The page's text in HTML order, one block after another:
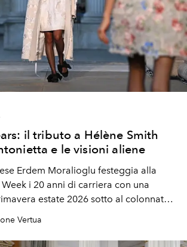
il tributo a Hélène Smith
e le visioni aliene
Erdem Moralioglu festeggia alla
i 20 anni di carriera con una
estate 2026 sotto al colonnato
Vertua